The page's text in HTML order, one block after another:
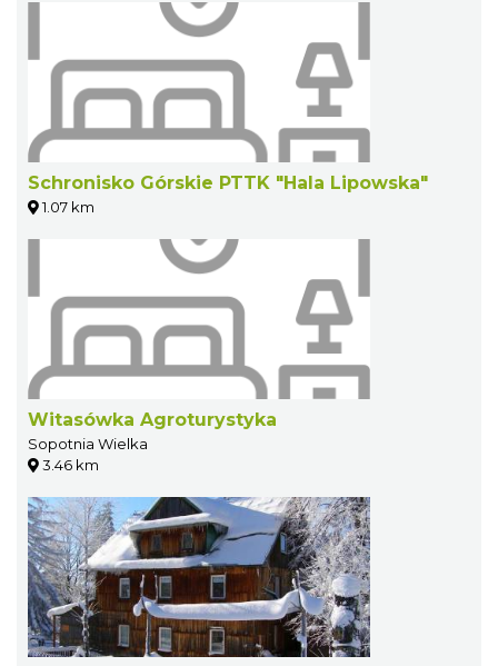
Schronisko Górskie PTTK "Hala Lipowska"
1.07 km
Witasówka Agroturystyka
Sopotnia Wielka
3.46 km